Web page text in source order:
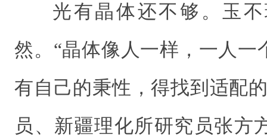
光有晶体还不够。玉
然。“晶体像人一样，一人一
有自己的秉性，得找到适配
员、新疆理化所研究员张方